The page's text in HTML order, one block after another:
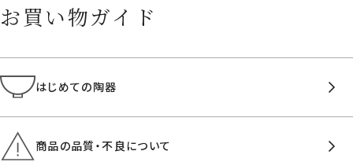
お買い物ガイド
はじめての陶器
商品の品質・不良について